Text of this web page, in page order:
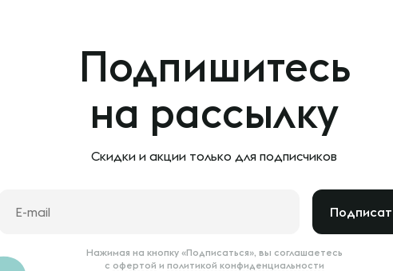
Подпишитесь
на рассылку
Скидки и акции только для подписчиков
Нажимая на кнопку «Подписаться», вы соглашаетесь
с офертой и политикой конфиденциальности